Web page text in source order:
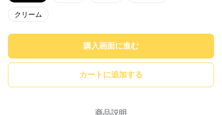
クリーム
購入画面に進む
カートに追加する
商品説明